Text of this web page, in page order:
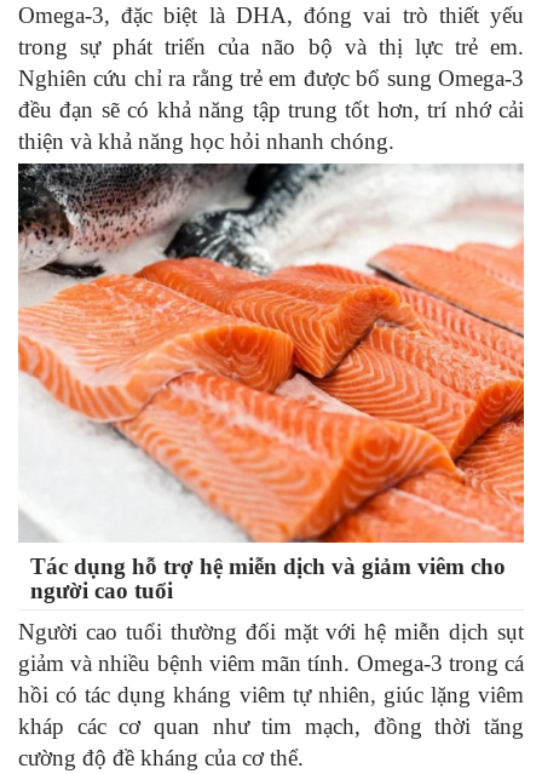
Omega-3, đặc biệt là DHA, đóng vai trò thiết yếu
trong sự phát triển của não bộ và thị lực trẻ em.
Nghiên cứu chỉ ra rằng trẻ em được bổ sung Omega-3
đều đạn sẽ có khả năng tập trung tốt hơn, trí nhớ cải
thiện và khả năng học hỏi nhanh chóng.
Tác dụng hỗ trợ hệ miễn dịch và giảm viêm cho
người cao tuổi
Người cao tuổi thường đối mặt với hệ miễn dịch sụt
giảm và nhiều bệnh viêm mãn tính. Omega-3 trong cá
hồi có tác dụng kháng viêm tự nhiên, giúc lặng viêm
kháp các cơ quan như tim mạch, đồng thời tăng
cường độ đề kháng của cơ thể.